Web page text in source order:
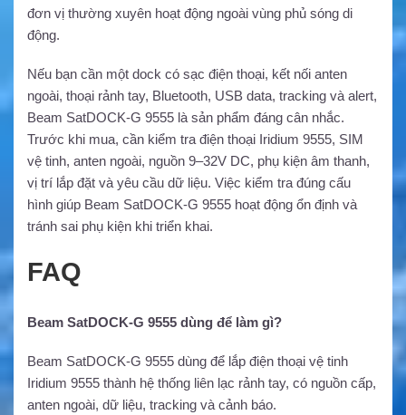
đơn vị thường xuyên hoạt động ngoài vùng phủ sóng di
động.
Nếu bạn cần một dock có sạc điện thoại, kết nối anten
ngoài, thoại rảnh tay, Bluetooth, USB data, tracking và alert,
Beam SatDOCK-G 9555 là sản phẩm đáng cân nhắc.
Trước khi mua, cần kiểm tra điện thoại Iridium 9555, SIM
vệ tinh, anten ngoài, nguồn 9–32V DC, phụ kiện âm thanh,
vị trí lắp đặt và yêu cầu dữ liệu. Việc kiểm tra đúng cấu
hình giúp Beam SatDOCK-G 9555 hoạt động ổn định và
tránh sai phụ kiện khi triển khai.
FAQ
Beam SatDOCK-G 9555 dùng để làm gì?
Beam SatDOCK-G 9555 dùng để lắp điện thoại vệ tinh
Iridium 9555 thành hệ thống liên lạc rảnh tay, có nguồn cấp,
anten ngoài, dữ liệu, tracking và cảnh báo.